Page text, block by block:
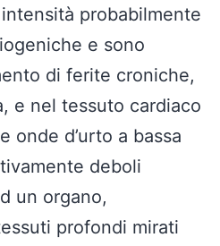
intensità probabilmente
e sono
di ferite croniche,
e nel tessuto cardiaco
onde d’urto a bassa
deboli
un organo,
profondi mirati